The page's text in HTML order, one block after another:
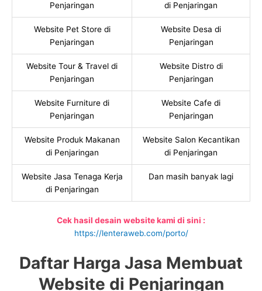
Penjaringan
di Penjaringan
Website Pet Store di
Penjaringan
Website Desa di
Penjaringan
Website Tour & Travel di
Penjaringan
Website Distro di
Penjaringan
Website Furniture di
Penjaringan
Website Cafe di
Penjaringan
Website Produk Makanan
di Penjaringan
Website Salon Kecantikan
di Penjaringan
Website Jasa Tenaga Kerja
di Penjaringan
Dan masih banyak lagi
Cek hasil desain website kami di sini :
https://lenteraweb.com/porto/
Daftar Harga Jasa Membuat
Website di Penjaringan